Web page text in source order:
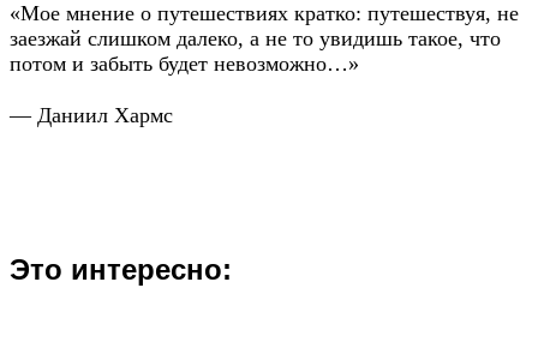
«Мое мнение о путешествиях кратко: путешествуя, не
заезжай слишком далеко, а не то увидишь такое, что
потом и забыть будет невозможно…»
— Даниил Хармс
Это интересно: